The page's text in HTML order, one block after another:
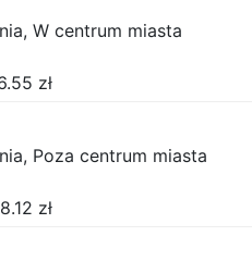
W centrum miasta
zł
Poza centrum miasta
zł